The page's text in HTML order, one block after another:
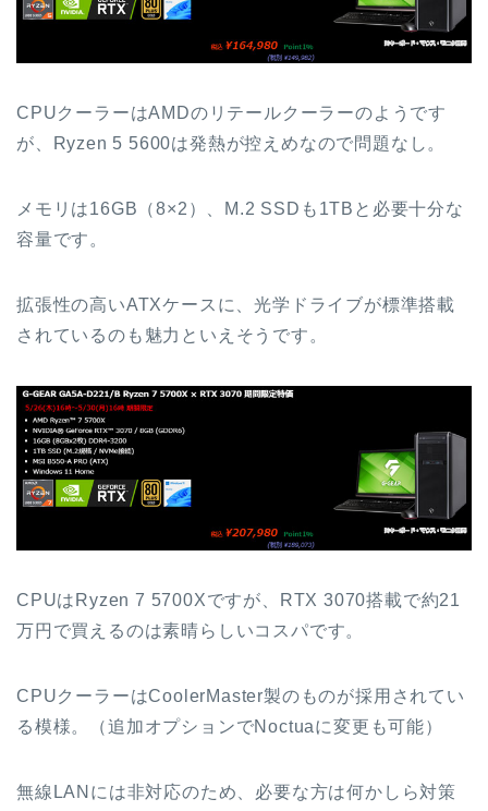
CPUクーラーはAMDのリテールクーラーのようです
が、Ryzen 5 5600は発熱が控えめなので問題なし。
メモリは16GB（8×2）、M.2 SSDも1TBと必要十分な
容量です。
拡張性の高いATXケースに、光学ドライブが標準搭載
されているのも魅力といえそうです。
CPUはRyzen 7 5700Xですが、RTX 3070搭載で約21
万円で買えるのは素晴らしいコスパです。
CPUクーラーはCoolerMaster製のものが採用されてい
る模様。（追加オプションでNoctuaに変更も可能）
無線LANには非対応のため、必要な方は何かしら対策